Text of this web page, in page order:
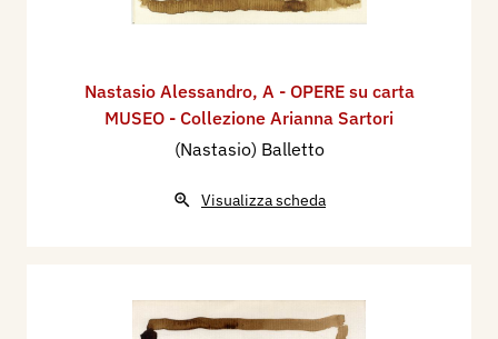
Nastasio Alessandro, A - OPERE su carta
MUSEO - Collezione Arianna Sartori
(Nastasio) Balletto
Visualizza scheda